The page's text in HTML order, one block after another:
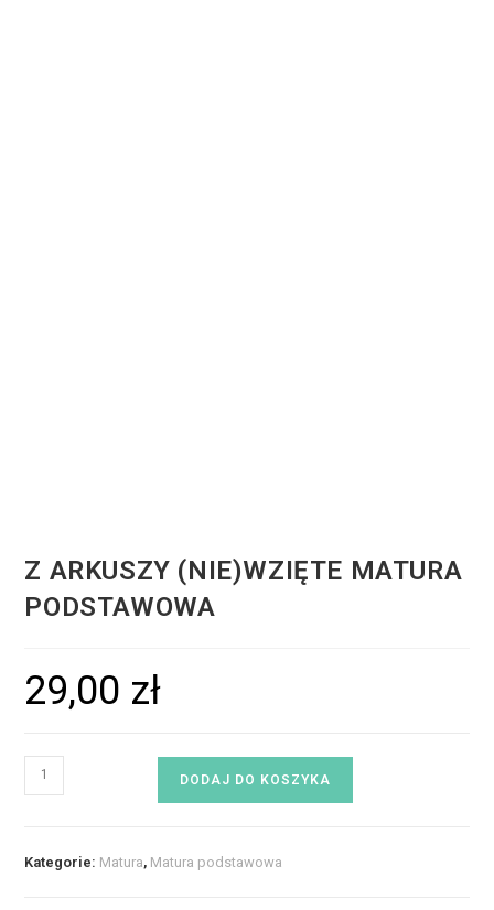
Z ARKUSZY (NIE)WZIĘTE MATURA
PODSTAWOWA
29,00 zł
DODAJ DO KOSZYKA
Kategorie: Matura, Matura podstawowa